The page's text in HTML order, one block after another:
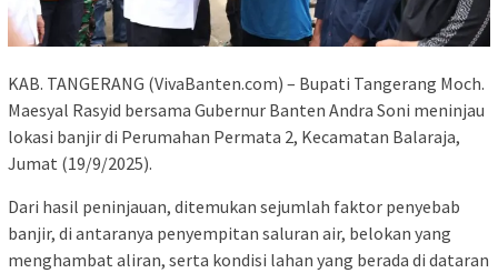
KAB. TANGERANG (VivaBanten.com) – Bupati Tangerang Moch.
Maesyal Rasyid bersama Gubernur Banten Andra Soni meninjau
lokasi banjir di Perumahan Permata 2, Kecamatan Balaraja,
Jumat (19/9/2025).
Dari hasil peninjauan, ditemukan sejumlah faktor penyebab
banjir, di antaranya penyempitan saluran air, belokan yang
menghambat aliran, serta kondisi lahan yang berada di dataran